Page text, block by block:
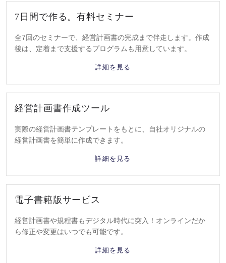
7日間で作る。有料セミナー
全7回のセミナーで、経営計画書の完成まで伴走します。作成
後は、定着まで支援するプログラムも用意しています。
詳細を見る
経営計画書作成ツール
実際の経営計画書テンプレートをもとに、自社オリジナルの
経営計画書を簡単に作成できます。
詳細を見る
電子書籍版サービス
経営計画書や規程書もデジタル時代に突入！オンラインだか
ら修正や変更はいつでも可能です。
詳細を見る